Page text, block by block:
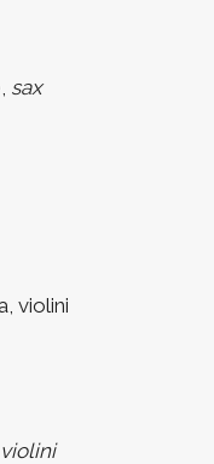
sax
violini
violini